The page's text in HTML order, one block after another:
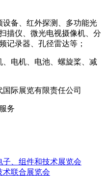
备、红外探测、多功能光
描仪、微光电视摄像机、分
记录器、孔径雷达等；
电机、电池、螺旋桨、减
国际展览有限责任公司
务
子、组件和技术展览会
术联合展览会